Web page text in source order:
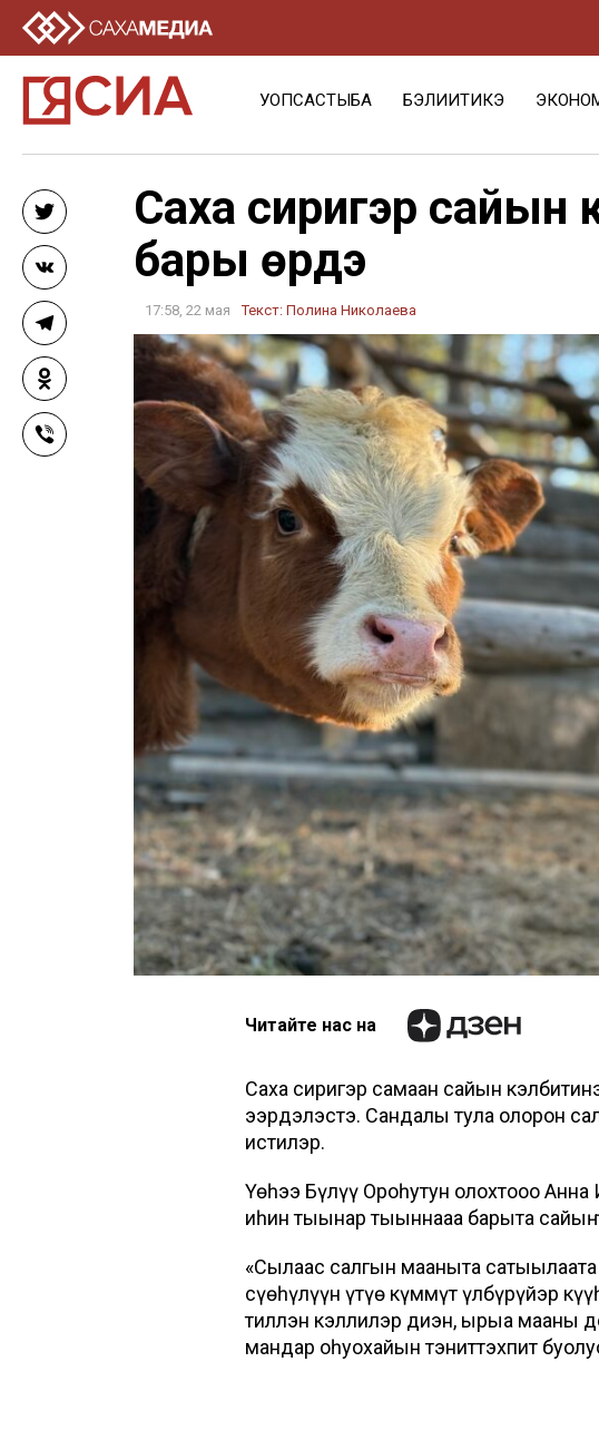
УОПСАСТЫБА БЭЛИИТИКЭ
Twitter
VK
Telegram
Odnoklassniki
Viber
Саха сиригэр сайын
бары үөрдэ
17:58, 22 мая Текст: Полина Николаева
Читайте нас на
Саха сиригэр самаан сайын
эҕэрдэлэстэ. Сандалы тула олорон
истилэр.
Үөһээ Бүлүү Ороһутун олохтооҕо
иһин тыынар тыыннааҕа барыта
«Сылаас салгын мааныта
сүөһүлүүн үтүө күммүт үлбүрүйэр
тиллэн кэллилэр диэн, ырыа мааны
мандар оһуохайын тэниттэхпит